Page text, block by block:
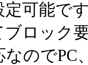
可能で
ロック
なので